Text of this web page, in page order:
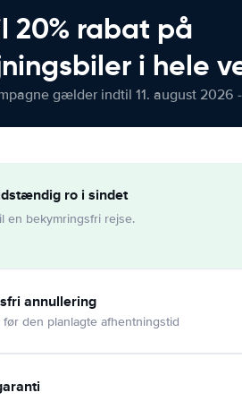
20% rabat på
i hele
gælder indtil 11. august 2026
ro i sindet
en bekymringsfri rejse.
annullering
den planlagte afhentningstid